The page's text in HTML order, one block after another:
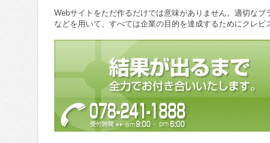
Webサイトをただ作るだけでは意味がありません。適切な
などを用いて、すべては企業の目的を達成するためにクレ